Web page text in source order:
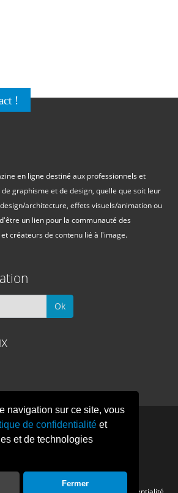
navigation sur ce site, vous
de confidentialité et
et de technologies
Fermer
!
en ligne destiné aux professionnels et
graphisme et de design, quelle que soit leur
architecture, effets visuels/animation ou
un lien pour la communauté des
créateurs de contenu lié à l'image.
Ok
Politique de confidentialité